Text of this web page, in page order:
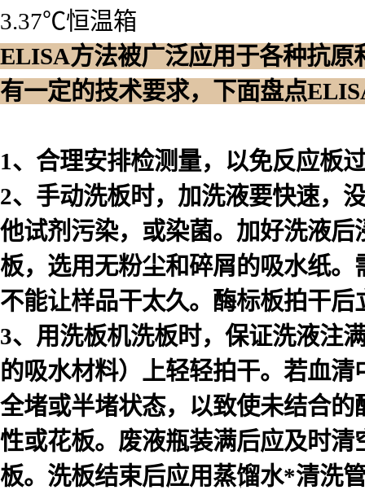
3.37℃恒温箱
ELISA方法被广泛应用于各种抗
有一定的技术要求，下面盘点
1、合理安排检测量，以免反应板
2、手动洗板时，加洗液要快速，
他试剂污染，或染菌。加好洗液
板，选用无粉尘和碎屑的吸水纸
不能让样品干太久。酶标板拍干后
3、用洗板机洗板时，保证洗液注
的吸水材料）上轻轻拍干。若血
全堵或半堵状态，以致使未结合
性或花板。废液瓶装满后应及时
板。洗板结束后应用蒸馏水*清洗